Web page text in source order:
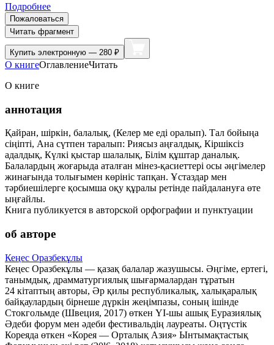
Подробнее
Пожаловаться
Читать фрагмент
Купить электронную — 280 ₽
О книгеОглавлениеЧитать
О книге
аннотация
Қайран, шіркін, балалық, (Келер ме еді оралып). Тал бойыңа
сіңіпті, Ана сүтпен таралып: Риясыз аңғалдық, Кіршіксіз
адалдық, Күлкі қыстар шалалық, Білім құштар даналық.
Балалардың жоғарыда аталған мінез-қасиеттері осы әңгімелер
жинағында толығымен көрініс тапқан. Ұстаздар мен
тәрбиешілерге қосымша оқу құралы ретінде пайдалануға өте
ыңғайлы.
Книга публикуется в авторской орфографии и пунктуации
об авторе
Кеңес Оразбекұлы
Кеңес Оразбекұлы — қазақ балалар жазушысы. Әңгіме, ертегі,
танымдық, драмматургиялық шығармалардан тұратын
24 кітаптың авторы, Әр қилы республикалық, халықаралық
байқаулардың бірнеше дүркін жеңімпазы, соның ішінде
Стокгольмде (Швеция, 2017) өткен ҮІ-шы ашық Еуразиялық
Әдеби форум мен әдеби фестивальдің лауреаты. Оңтүстік
Кореяда өткен «Корея — Орталық Азия» Ынтымақтастық